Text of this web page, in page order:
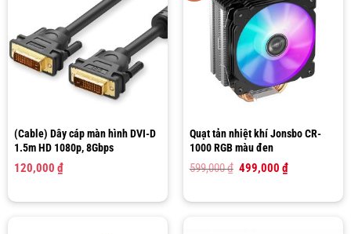
(Cable) Dây cáp màn hình DVI-D
1.5m HD 1080p, 8Gbps
120,000 ₫
Quạt tản nhiệt khí Jonsbo CR-
1000 RGB màu đen
599,000₫ Giá
599,000 ₫.
499,000₫Giá
là: